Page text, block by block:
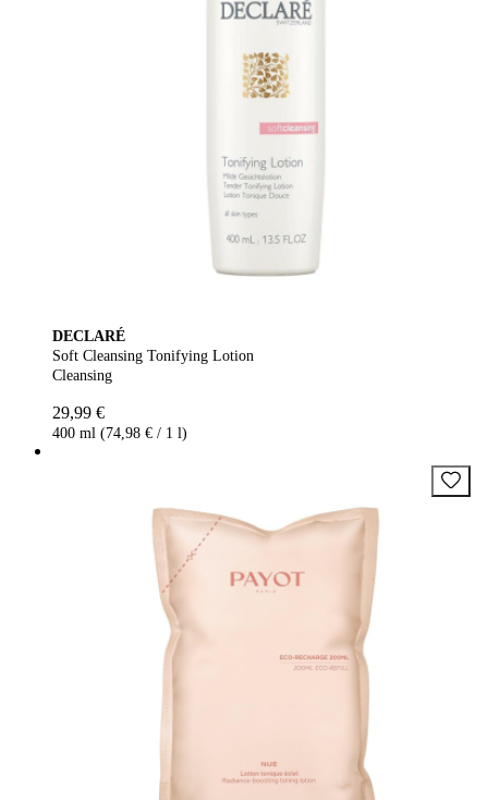
DECLARÉ
Soft Cleansing Tonifying Lotion
Cleansing
29,99 €
400 ml (74,98 € / 1 l)